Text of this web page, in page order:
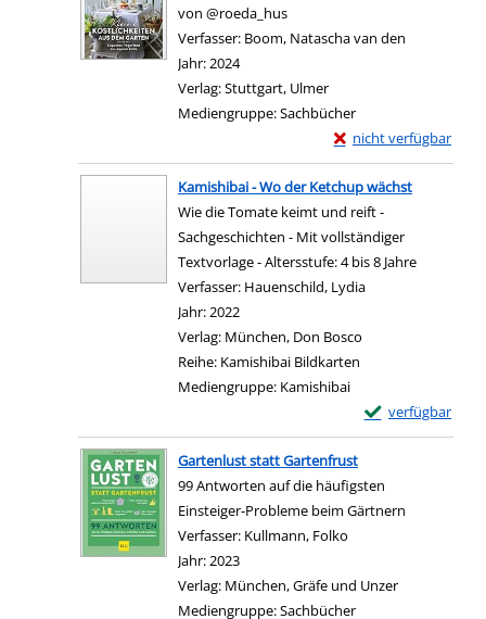
von @roeda_hus
Verfasser: Boom, Natascha van den
Jahr:2024
Verlag:Stuttgart, Ulmer
Mediengruppe:Sachbücher
nicht verfügbar
Exemplar-Details von
Zum Download von
Kamishibai - Wo der Ketchup wächst
Wie die Tomate keimt und reift -
Sachgeschichten - Mit vollständiger
Textvorlage - Altersstufe: 4 bis 8 Jahre
Verfasser: Hauenschild, Lydia
Jahr:2022
Verlag: München, Don Bosco
Reihe: Kamishibai Bildkarten
Mediengruppe: Kamishibai
verfügbar
Exemplar-Details
Zum Download
Gartenlust statt Gartenfrust
99 Antworten auf die häufigsten
Einsteiger-Probleme beim Gärtnern
Verfasser: Kullmann, Folko
Jahr:2023
Verlag: München, Gräfe und Unzer
Mediengruppe:Sachbücher